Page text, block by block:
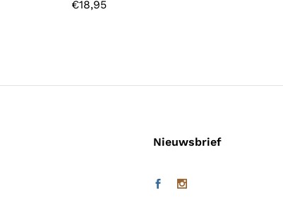
€18,95
Nieuwsbrief